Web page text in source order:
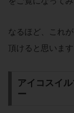
なるほど、これ
頂けると思います
アイコスイ
ー